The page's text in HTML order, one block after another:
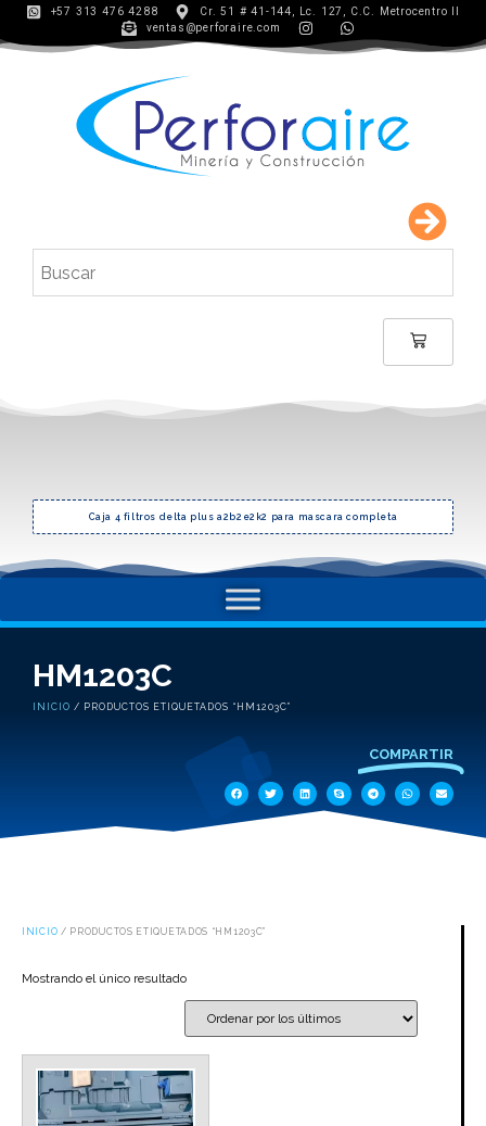
+57 313 476 4288
Cr. 51 # 41-144, Lc. 127, C.C. Metrocentro II
ventas@perforaire.com
Caja 4 filtros delta plus a2b2e2k2 para mascara completa
HM1203C
INICIO / PRODUCTOS ETIQUETADOS “HM1203C”
COMPARTIR
INICIO / PRODUCTOS ETIQUETADOS “HM1203C”
Mostrando el único resultado